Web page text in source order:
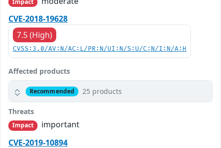
Impact
CVE-2018-19628
7.5 (High)
CVSS:3.0/AV:N/AC:L/PR:N/UI:N/S:U/C:N/I:N/A:H
Affected products
Recommended 25 products
Threats
Impact
important
CVE-2019-10894